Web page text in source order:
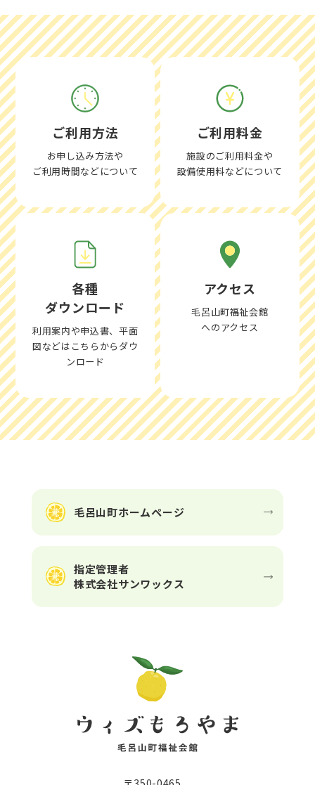
ご利用方法
お申し込み方法や
ご利用時間などについて
ご利用料金
施設のご利用料金や
設備使用料などについて
各種
ダウンロード
利用案内や申込書、平面
図などはこちらからダウ
ンロード
アクセス
毛呂山町福祉会館
へのアクセス
毛呂山町ホームページ
指定管理者
株式会社サンワックス